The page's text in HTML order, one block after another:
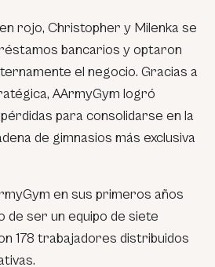
rojo, Christopher y Milenka se
bancarios y optaron
el negocio. Gracias a
AArmyGym logró
para consolidarse en la
de gimnasios más exclusiva
en sus primeros años
de ser un equipo de siete
178 trabajadores distribuidos